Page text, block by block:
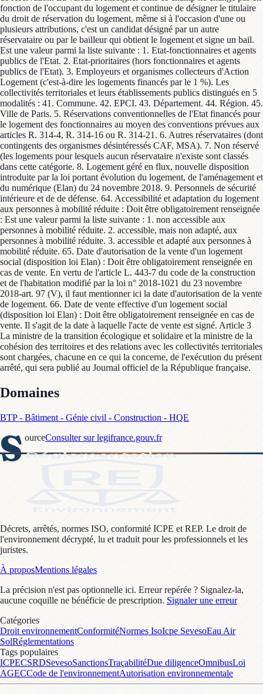
Domaines
BTP - Bâtiment - Génie civil - Construction - HQE
S ourceConsulter sur legifrance.gouv.fr
Décrets, arrêtés, normes ISO, conformité ICPE et REP. Le droit de
l'environnement décrypté, lu et traduit pour les professionnels et les
juristes.
À proposMentions légales
La précision n'est pas optionnelle ici. Erreur repérée ? Signalez-la,
aucune coquille ne bénéficie de prescription. Signaler une erreur
Catégories
Droit environnementConformitéNormes IsoIcpe SevesoEau Air
SolRéglementations
Tags populaires
ICPECSRDSevesoSanctionsTraçabilitéDue diligenceOmnibusLoi
AGECCode de l'environnementAutorisation environnementale